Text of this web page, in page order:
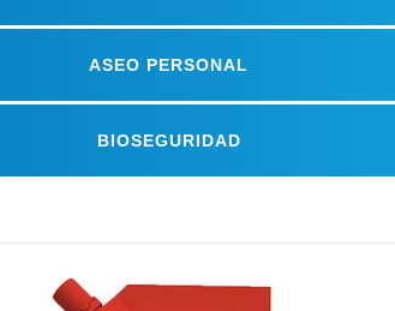
ASEO PERSONAL
BIOSEGURIDAD